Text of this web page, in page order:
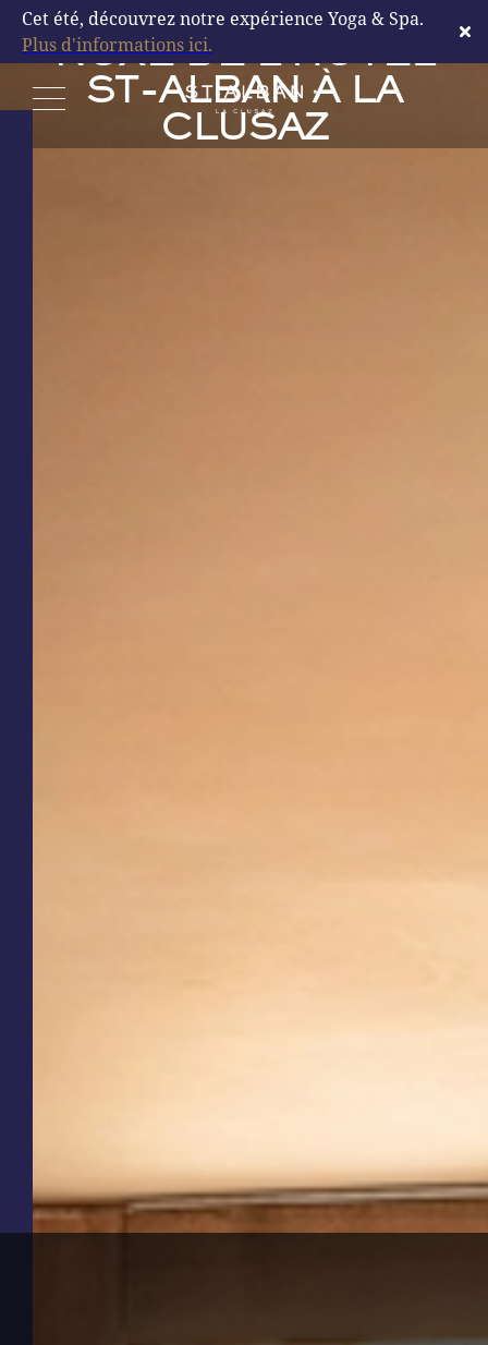
Cet été, découvrez notre expérience Yoga & Spa.
Plus d'informations ici.
AU CŒUR DU SPA
NUXE DE L'HÔTEL
ST-ALBAN À LA
CLUSAZ
DÉCOUVRIR